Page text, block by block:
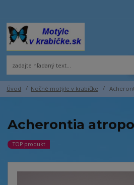
Úvod Nočné motýle v krabičke
Acherontia
TOP produkt